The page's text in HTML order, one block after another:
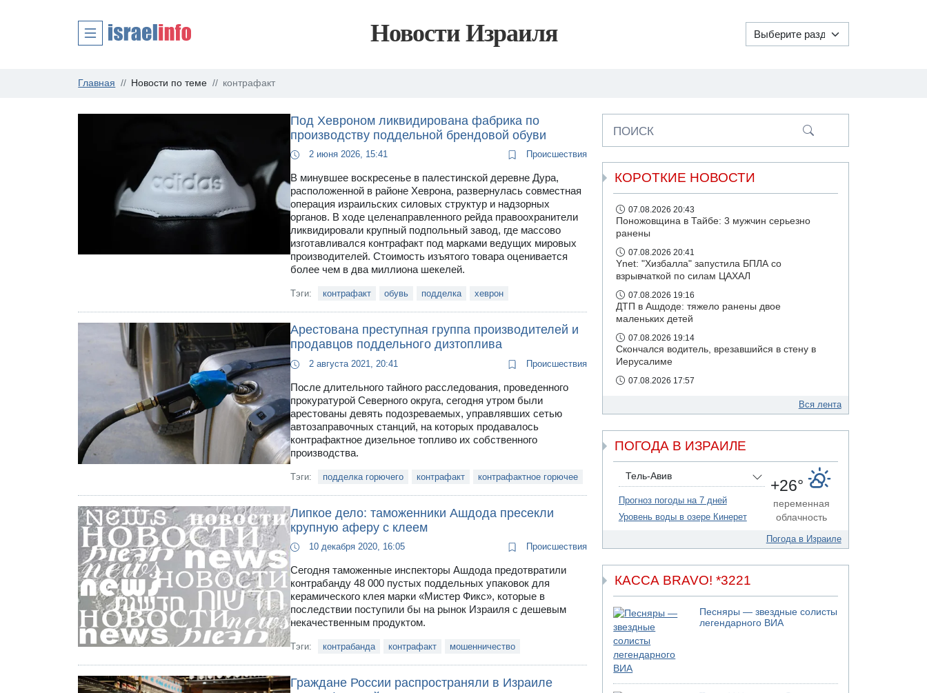
Новости Израиля
Главная Новости по теме контрафакт
Под Хевроном ликвидирована фабрика по
производству поддельной брендовой обуви
2 июня 2026, 15:41 Происшествия
В минувшее воскресенье в палестинской деревне Дура,
расположенной в районе Хеврона, развернулась совместная
операция израильских силовых структур и надзорных
органов. В ходе целенаправленного рейда правоохранители
ликвидировали крупный подпольный завод, где массово
изготавливался контрафакт под марками ведущих мировых
производителей. Стоимость изъятого товара оценивается
более чем в два миллиона шекелей.
Тэги: контрафакт обувь подделка хеврон
Арестована преступная группа производителей и
продавцов поддельного дизтоплива
2 августа 2021, 20:41 Происшествия
После длительного тайного расследования, проведенного
прокуратурой Северного округа, сегодня утром были
арестованы девять подозреваемых, управлявших сетью
автозаправочных станций, на которых продавалось
контрафактное дизельное топливо их собственного
производства.
Тэги: подделка горючего контрафакт контрафактное горючее
Липкое дело: таможенники Ашдода пресекли
крупную аферу с клеем
10 декабря 2020, 16:05 Происшествия
Сегодня таможенные инспекторы Ашдода предотвратили
контрабанду 48 000 пустых поддельных упаковок для
керамического клея марки «Мистер Фикс», которые в
последствии поступили бы на рынок Израиля с дешевым
некачественным продуктом.
Тэги: контрабанда контрафакт мошенничество
Граждане России распространяли в Израиле
ПОИСК
КОРОТКИЕ НОВОСТИ
07.08.2026 20:43
Поножовщина в Тайбе: 3 мужчин серьезно
ранены
07.08.2026 20:41
Ynet: "Хизбалла" запустила БПЛА со
взрывчаткой по силам ЦАХАЛ
07.08.2026 19:16
ДТП в Ашдоде: тяжело ранены двое
маленьких детей
07.08.2026 19:14
Скончался водитель, врезавшийся в стену в
Иерусалиме
07.08.2026 17:57
подозреваемого в коррупционных
отношениях с Йоавом Элиаси
Вся лента
ПОГОДА В ИЗРАИЛЕ
Тель-Авив
Прогноз погоды на 7 дней
Уровень воды в озере Кинерет
+26°
переменная
облачность
Погода в Израиле
КАССА BRAVO! *3221
Песняры — звездные солисты
легендарного ВИА